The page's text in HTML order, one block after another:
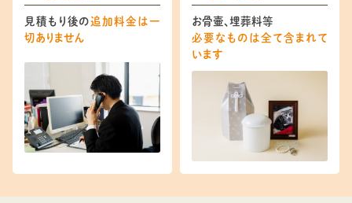
見積もり後の追加料金は⼀
切ありません
お⾻壷、埋葬料等
必要なものは全て含まれて
います